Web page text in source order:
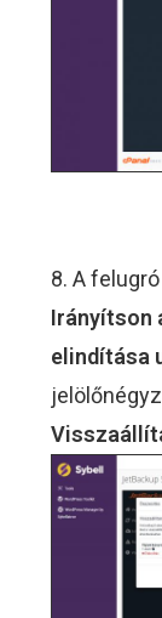
8. A
Irányítson
elindítása